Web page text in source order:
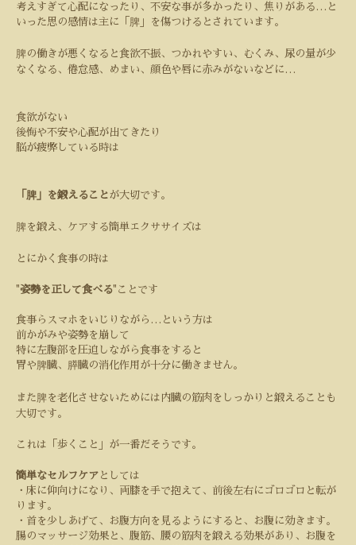
考えすぎて心配になったり、不安な事が多かったり、焦りがある … と
いった思の感情は主に「脾」を傷つけるとされています。
脾の働きが悪くなると食欲不振、つかれやすい、むくみ、尿の量が少
なくなる、倦怠感、めまい、顔色や唇に赤みがないなどに …
食欲がない
後悔や不安や心配が出てきたり
脳が疲弊している時は
「脾」を鍛えることが大切です。
脾を鍛え、ケアする簡単エクササイズは
とにかく食事の時は
"姿勢を正して食べる" ことです
食事らスマホをいじりながら … という方は
前かがみや姿勢を崩して
特に左腹部を圧迫しながら食事をすると
胃や脾臓、膵臓の消化作用が十分に働きません。
また脾を老化させないためには内臓の筋肉をしっかりと鍛えることも
大切です。
これは「歩くこと」が一番だそうです。
簡単なセルフケア としては
・床に仰向けになり、両膝を手で抱えて、前後左右にゴロゴロと転が
ります。
・首を少しあげて、お腹方向を見るようにすると、お腹に効きます。
腸のマッサージ効果と、腹筋、腰の筋肉を鍛える効果があり、お腹を